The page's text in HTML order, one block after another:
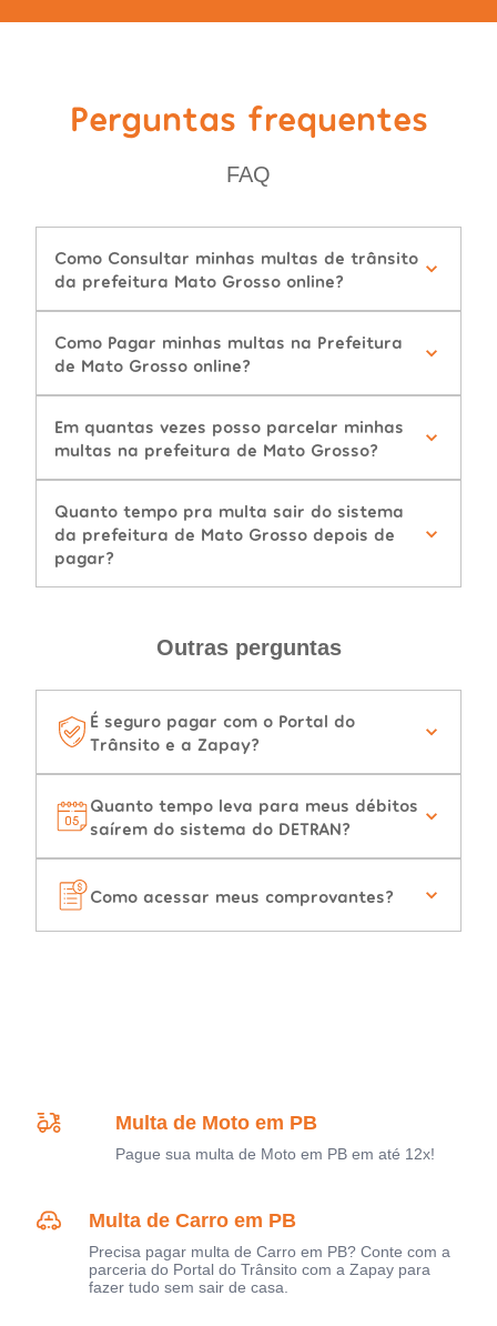
Perguntas frequentes
FAQ
Como Consultar minhas multas de trânsito
da prefeitura Mato Grosso online?
Como Pagar minhas multas na Prefeitura
de Mato Grosso online?
Em quantas vezes posso parcelar minhas
multas na prefeitura de Mato Grosso?
Quanto tempo pra multa sair do sistema
da prefeitura de Mato Grosso depois de
pagar?
Outras perguntas
É seguro pagar com o Portal do
Trânsito e a Zapay?
Quanto tempo leva para meus débitos
saírem do sistema do DETRAN?
Como acessar meus comprovantes?
Multa de Moto em PB
Pague sua multa de Moto em PB em até 12x!
Multa de Carro em PB
Precisa pagar multa de Carro em PB? Conte com a
parceria do Portal do Trânsito com a Zapay para
fazer tudo sem sair de casa.